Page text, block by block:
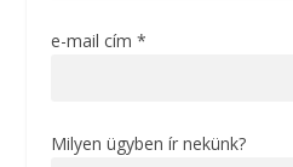
e-mail cím *
Milyen ügyben ír nekünk?